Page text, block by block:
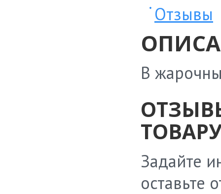
Отзывы
В
Задайте
оставьте